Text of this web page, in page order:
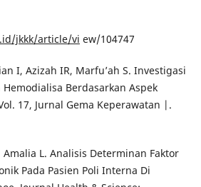
jkkk/article/vi ew/104747
I, Azizah IR, Marfu’ah S. Investigasi
Berdasarkan Aspek
17, Jurnal Gema Keperawatan |.
Amalia L. Analisis Determinan Faktor
Pada Pasien Poli Interna Di